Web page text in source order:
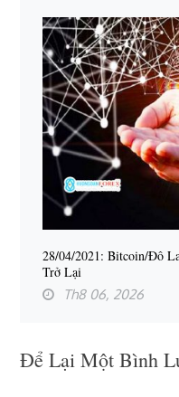
28/04/2021: Bitcoin/Đô
Trở Lại
Th8 06, 2026
Để Lại Một Bình